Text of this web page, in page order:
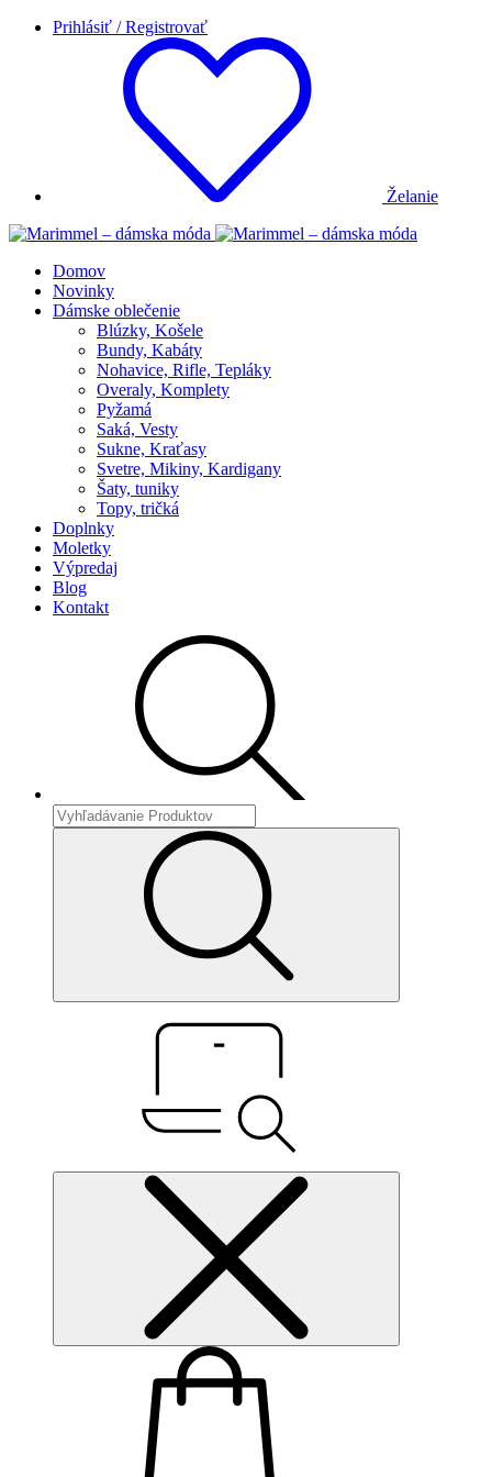
Prihlásiť / Registrovať
Želanie
Domov
Novinky
Dámske oblečenie
Blúzky, Košele
Bundy, Kabáty
Nohavice, Rifle, Tepláky
Overaly, Komplety
Pyžamá
Saká, Vesty
Sukne, Kraťasy
Svetre, Mikiny, Kardigany
Šaty, tuniky
Topy, tričká
Doplnky
Moletky
Výpredaj
Blog
Kontakt